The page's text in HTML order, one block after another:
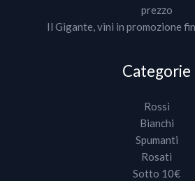
prezzo
Il Gigante, vini in promozione
Categorie
Rossi
Bianchi
Spumanti
Rosati
Sotto 10€